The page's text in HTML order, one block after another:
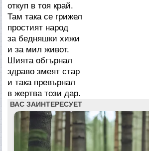
откуп в тоя край.
Там така се грижел
простият народ
за бедняшки хижи
и за мил живот.
Шията обгърнал
здраво змеят стар
и така превърнал
в жертва този дар.